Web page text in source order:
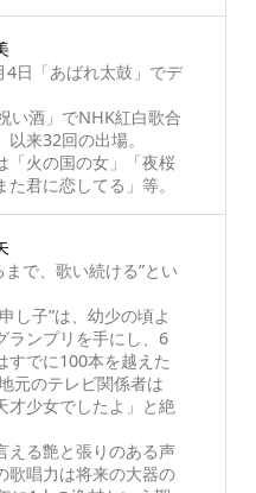
4日「あばれ太鼓」でデ
い酒」でNHK紅白歌合
以来32回の出場。
「火の国の女」「夜桜
た君に恋してる」等。
まで、歌い続ける”とい
し子”は、幼少の頃よ
ランプリを手にし、6
すでに100本を越えた
元のテレビ関係者は
才少女でしたよ」と絶
える艶と張りのある声
歌唱力は将来の大器の